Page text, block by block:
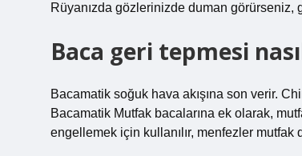
Rüyanızda gözlerinizde duman görürseniz,
Baca geri tepmesi
Bacamatik soğuk hava akışına son verir.
Bacamatik Mutfak bacalarına ek olarak,
engellemek için kullanılır, menfezler mutfak